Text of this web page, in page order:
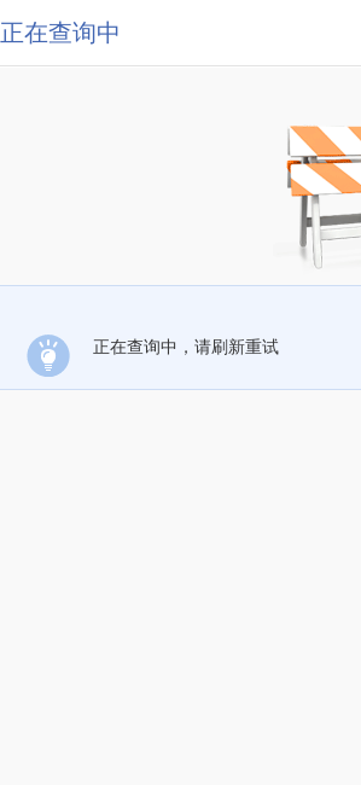
正在查询中
正在查询中，请刷新重试